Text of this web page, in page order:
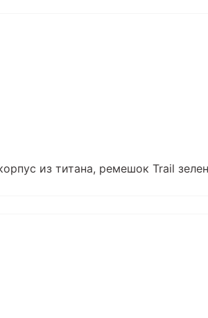
из титана, ремешок Trail